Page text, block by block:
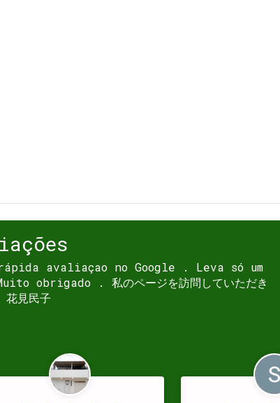
avaliaçao no Google . Leva só um
obrigado . 私のページを訪問していただき
見民子